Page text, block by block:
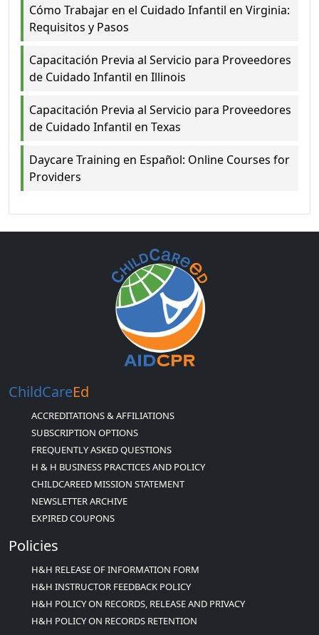
Cómo Trabajar en el Cuidado Infantil en Virginia:
Requisitos y Pasos
Capacitación Previa al Servicio para Proveedores
de Cuidado Infantil en Illinois
Capacitación Previa al Servicio para Proveedores
de Cuidado Infantil en Texas
Daycare Training en Español: Online Courses for
Providers
ChildCareEd
ACCREDITATIONS & AFFILIATIONS
SUBSCRIPTION OPTIONS
FREQUENTLY ASKED QUESTIONS
H & H BUSINESS PRACTICES AND POLICY
CHILDCAREED MISSION STATEMENT
NEWSLETTER ARCHIVE
EXPIRED COUPONS
Policies
H&H RELEASE OF INFORMATION FORM
H&H INSTRUCTOR FEEDBACK POLICY
H&H POLICY ON RECORDS, RELEASE AND PRIVACY
H&H POLICY ON RECORDS RETENTION